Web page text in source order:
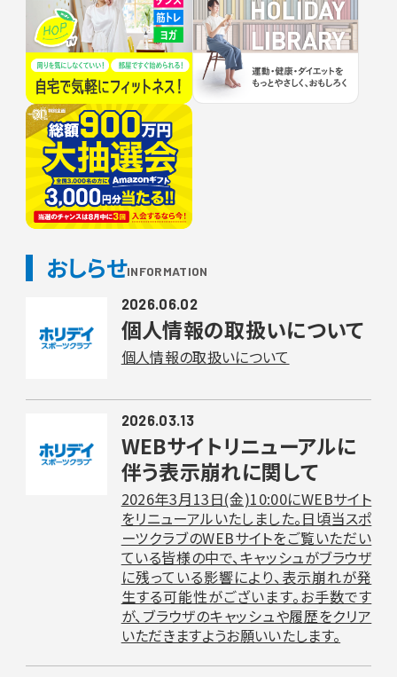
おしらせINFORMATION
2026.06.02
個人情報の取扱いについて
個人情報の取扱いについて
2026.03.13
WEBサイトリニューアルに
伴う表示崩れに関して
2026年3月13日(金)10:00にWEBサイト
をリニューアルいたしました。日頃当スポ
ーツクラブのWEBサイトをご覧いただい
ている皆様の中で、キャッシュがブラウザ
に残っている影響により、表示崩れが発
生する可能性がございます。お手数です
が、ブラウザのキャッシュや履歴をクリア
いただきますようお願いいたします。